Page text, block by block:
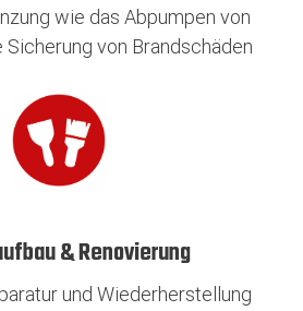
wie das Abpumpen von
von Brandschäden
& Renovierung
und Wiederherstellung